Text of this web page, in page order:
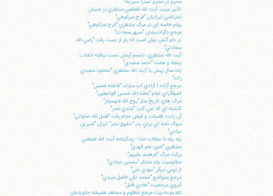
محرم در محرم "صدرا سبزينه"
تأثير غيبت آيت الله العظمي منتظري بر جنبش
اعتراضي ايرانيان "فرج سركوهي"
پيام خامنه اي در مرگ منتظري "فرج سركوهي"
مرجع دگرانديشان "سپهر سعادت"
در دلم آتش نهان است كه يار از دست رفت "رضي الله
سعادتي"
آيت الله منتظري، تجسم آرمان دست نيافته انقلاب
پنجاه و هفت "احمد سعيدي"
يك سال پيش با آيت الله منتظري "محمود سعيدي
زاده"
مرجع آزاده ! آزادي ات مبارك "فاطمه شمس"
اصولگراي تمام "ماشاءالله شمس الواعظين"
مرگ هاي تاريخ ساز "روح الله شهسوار"
گذشته اي كه نمي گذرد "شادي صدر"
آن رايت فضيلت و فيض مدام رفت "فضل الله صلواتي"
سوگ نامه اي براي پدر "حقوق بشر" ايران "شيرين
عبادي"
پله پله تا ملاقات خدا - زندگينامه آيت الله العظمي
منتظري "امين علم الهدي"
بركت مرگ "فرهمند عليپور"
مظلوميت يك متفكر "محسن عمادي"
از نوعي ديگر "مهدي غني"
مرجع متواضع "محمد تقي فاضل ميبدي"
آبروي مرجعيت "هادي قابل"
تقديم به بيت مرجع مظلوم و مجاهد هميشه جاويدمان